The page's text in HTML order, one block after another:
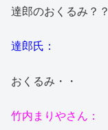
達郎のおくるみ？？
達郎氏：
おくるみ・・
竹内まりやさん：